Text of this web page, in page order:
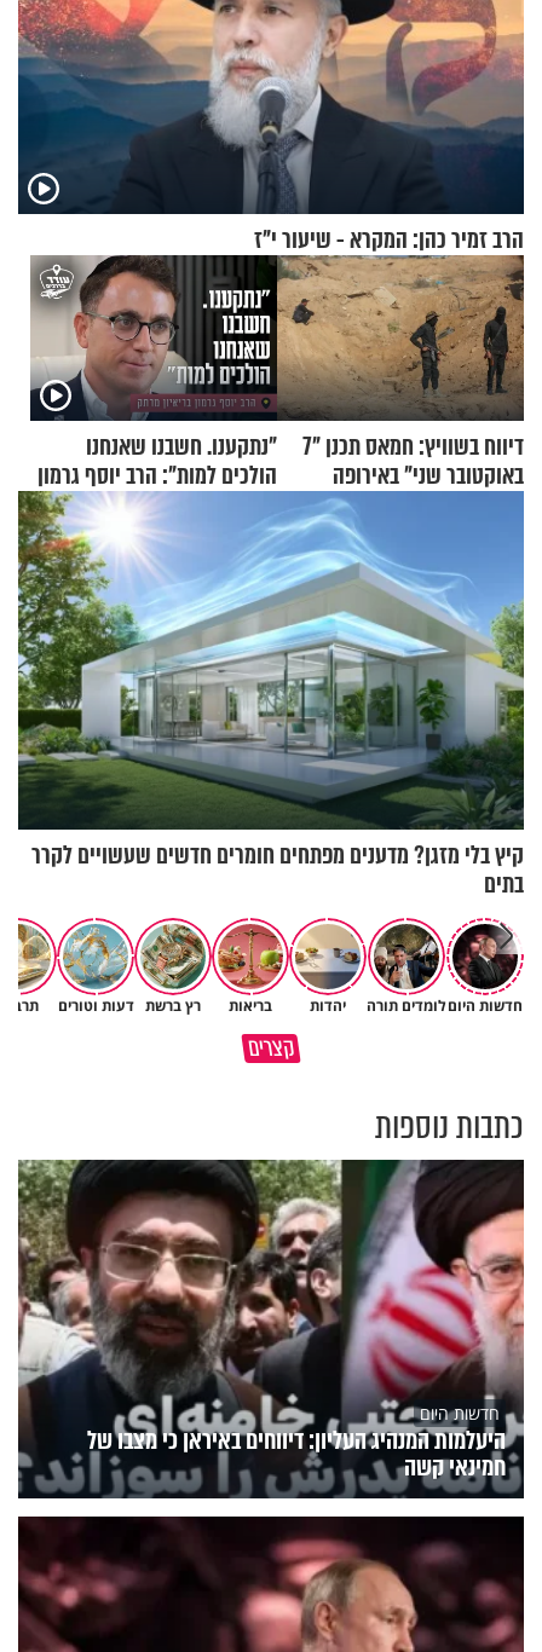
הרב זמיר כהן: המקרא - שיעור י"ז
דיווח בשוויץ: חמאס תכנן "7
באוקטובר שני" באירופה
"נתקענו. חשבנו שאנחנו
הולכים למות": הרב יוסף גרמון
קיץ בלי מזגן? מדענים מפתחים חומרים חדשים שעשויים לקרר
בתים
חדשות היוםלומדים תורה יהדות בריאות רץ ברשת דעות וטורים
קצרים
כיצד ניתן להרחיב דעתו של
כתבות נוספות
חדשות היום
היעלמות המנהיג העליון: דיווחים באיראן כי מצבו של
חמינאי קשה